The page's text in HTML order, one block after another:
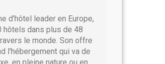
d'hôtel leader en Europe,
hôtels dans plus de 48
le monde. Son offre
l'hébergement qui va de